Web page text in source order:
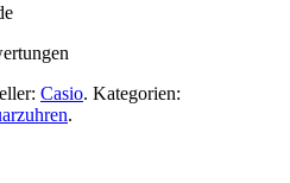
Casio. Kategorien:
.